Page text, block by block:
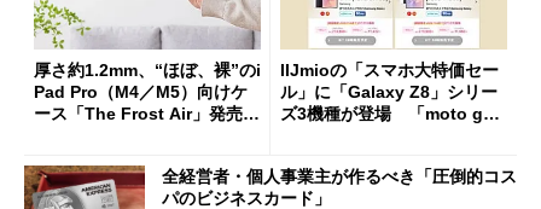
厚さ約1.2mm、“ほぼ、裸”のi
Pad Pro（M4／M5）向けケ
ース「The Frost Air」発売
IIJmioの「スマホ大特価セー
ル」に「Galaxy Z8」シリー
ズ3機種が登場 「moto g37
全経営者・個人事業主が作るべき「圧倒的コス
パのビジネスカード」